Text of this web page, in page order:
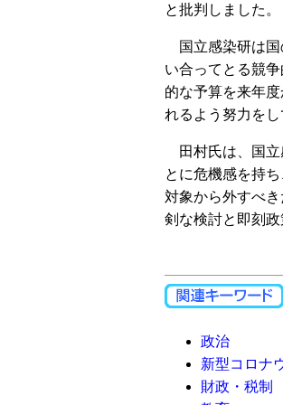
と批判しました。
国立感染研は国
い合ってとる競
的な予算を来年
れるよう努力をし
田村氏は、国立
とに危機感を持
対象から外すべ
剣な検討と即刻
政治
新型コロナ
財政・税制